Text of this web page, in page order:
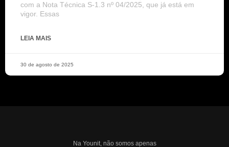
com a Nota Técnica S-1.3 nº 04/2025, que já está em
vigor. Essas
LEIA MAIS
30 de agosto de 2025
Na Younit, não somos apenas